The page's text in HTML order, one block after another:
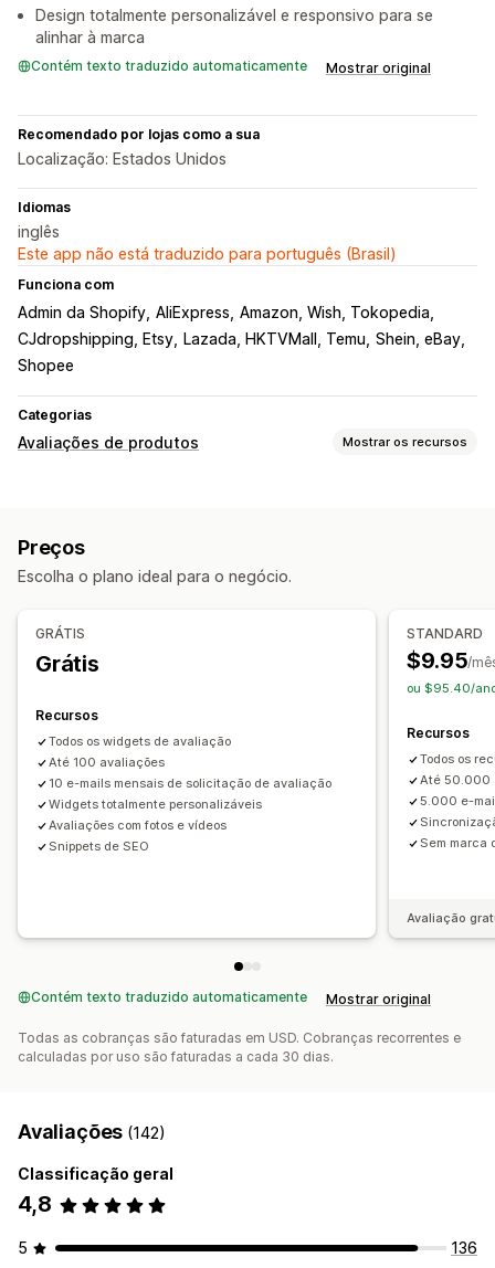
Design totalmente personalizável e responsivo para se
alinhar à marca
Contém texto traduzido automaticamente Mostrar original
Recomendado por lojas como a sua
Localização: Estados Unidos
Idiomas
inglês
Este app não está traduzido para português (Brasil)
Funciona com
Admin da Shopify AliExpress Amazon, Wish, Tokopedia
CJdropshipping, Etsy
Lazada, HKTVMall, Temu Shein, eBay
Shopee
Categorias
Avaliações de produtos Mostrar os recursos
Avaliações por estrelas
Layout de grade Página de todas as avaliações
Maneiras de obter avaliações
Preços
Escolha o plano ideal para o negócio.
GRÁTIS
Grátis
Recursos
Todos os widgets de avaliação
Até 100 avaliações
10 e-mails mensais de solicitação de avaliação
Widgets totalmente personalizáveis
Avaliações com fotos e vídeos
Snippets de SEO
STANDARD
$9.95/
ou $95.40/
Recursos
Todos os
Até 50.000
5.000 e-
Sem marca
Avaliação
Contém texto traduzido automaticamente Mostrar original
Todas as cobranças são faturadas em USD. Cobranças recorrentes e
calculadas por uso são faturadas a cada 30 dias.
Avaliações (142)
Classificação geral
4,8
5
136